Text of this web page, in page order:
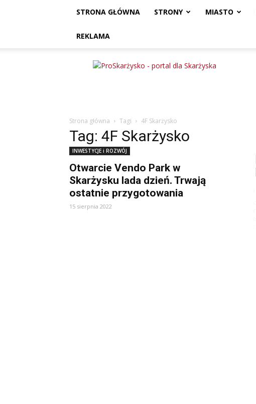
STRONA GŁÓWNA STRONY MIASTO
REKLAMA
ProSkarżysko
Strona główna Tagi 4F Skarżysko
Tag: 4F Skarżysko
INWESTYCJE i ROZWÓJ
Otwarcie Vendo Park w
Skarżysku lada dzień. Trwają
ostatnie przygotowania
15 sierpnia 2022